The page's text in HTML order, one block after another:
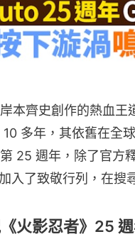
本齊史創作的熱血
多年，其依舊在全
25 週年，除了官方
入了致敬行列，在搜
火影忍者》25